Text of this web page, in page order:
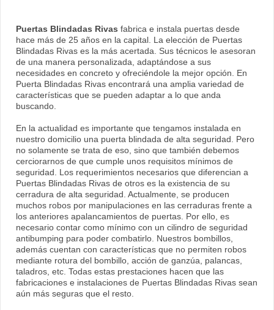
Puertas Blindadas Rivas fabrica e instala puertas desde
hace más de 25 años en la capital. La elección de Puertas
Blindadas Rivas es la más acertada. Sus técnicos le asesoran
de una manera personalizada, adaptándose a sus
necesidades en concreto y ofreciéndole la mejor opción. En
Puerta Blindadas Rivas encontrará una amplia variedad de
características que se pueden adaptar a lo que anda
buscando.
En la actualidad es importante que tengamos instalada en
nuestro domicilio una puerta blindada de alta seguridad. Pero
no solamente se trata de eso, sino que también debemos
cerciorarnos de que cumple unos requisitos mínimos de
seguridad. Los requerimientos necesarios que diferencian a
Puertas Blindadas Rivas de otros es la existencia de su
cerradura de alta seguridad. Actualmente, se producen
muchos robos por manipulaciones en las cerraduras frente a
los anteriores apalancamientos de puertas. Por ello, es
necesario contar como mínimo con un cilindro de seguridad
antibumping para poder combatirlo. Nuestros bombillos,
además cuentan con características que no permiten robos
mediante rotura del bombillo, acción de ganzúa, palancas,
taladros, etc. Todas estas prestaciones hacen que las
fabricaciones e instalaciones de Puertas Blindadas Rivas sean
aún más seguras que el resto.